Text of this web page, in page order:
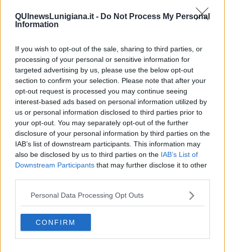
QUInewsLunigiana.it - Do Not Process My Personal
Information
If you wish to opt-out of the sale, sharing to third parties, or
processing of your personal or sensitive information for
targeted advertising by us, please use the below opt-out
section to confirm your selection. Please note that after your
opt-out request is processed you may continue seeing
interest-based ads based on personal information utilized by
us or personal information disclosed to third parties prior to
your opt-out. You may separately opt-out of the further
disclosure of your personal information by third parties on the
IAB’s list of downstream participants. This information may
also be disclosed by us to third parties on the IAB’s List of
Downstream Participants that may further disclose it to other
Personal Data Processing Opt Outs
CONFIRM
Anzi
Confessioni autoreferenziali
Estate
Il lago
Il diluvio
La classe
Pensieri incoerenti
Dal balcone
Insomnia
Il guardiano
Lo sgombero
Erodoto e Tucidide
Il padre della storia
Pensieri brevi
L'evoluzione della specie
L'Oscuro
Generazioni
Cristobal
Il paese dei balocchi